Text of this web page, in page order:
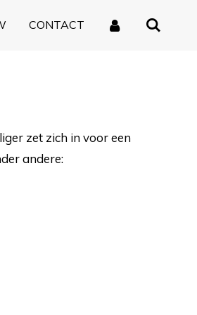
CONTACT
zet zich in voor een
andere: